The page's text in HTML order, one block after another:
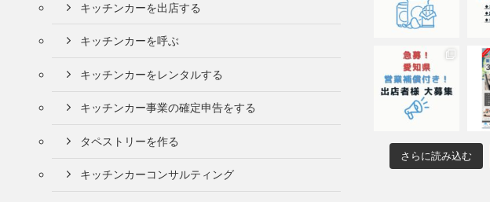
キッチンカーを出店する
キッチンカーを呼ぶ
キッチンカーをレンタルする
キッチンカー事業の確定申告をする
タペストリーを作る
キッチンカーコンサルティング
さらに読み込む